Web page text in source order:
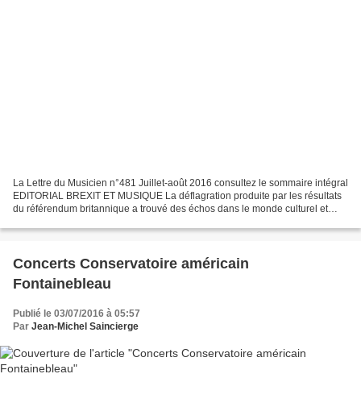
La Lettre du Musicien n°481 Juillet-août 2016 consultez le sommaire intégral
EDITORIAL BREXIT ET MUSIQUE La déflagration produite par les résultats
du référendum britannique a trouvé des échos dans le monde culturel et
Concerts Conservatoire américain
Fontainebleau
Publié le 03/07/2016 à 05:57
Par Jean-Michel Saincierge